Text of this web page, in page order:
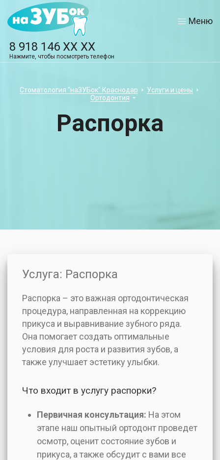
Меню
8 918 146 XX XX
Нажмите, чтобы посмотреть телефон
Стоматология "наЗУБок" Краснодар
Услуги и цены
Ортодонтия
Распорка
Услуга: Распорка
Распорка – это важная ортодонтическая
процедура, направленная на коррекцию
прикуса и выравнивание зубного ряда.
Она помогает создать оптимальные
условия для роста и развития зубов, а
также улучшает эстетику улыбки.
Что входит в услугу распорки?
Первичная консультация: На этом
этапе наш опытный ортодонт проведет
осмотр, оценит состояние зубов и
прикуса, а также обсудит с вами все